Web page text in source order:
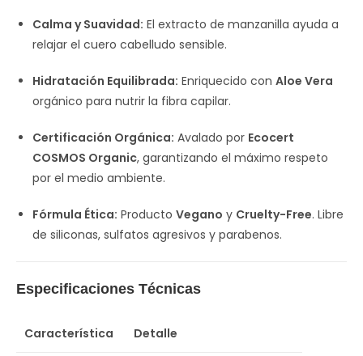
Calma y Suavidad: El extracto de manzanilla ayuda a
relajar el cuero cabelludo sensible.
Hidratación Equilibrada: Enriquecido con Aloe Vera
orgánico para nutrir la fibra capilar.
Certificación Orgánica: Avalado por Ecocert
COSMOS Organic, garantizando el máximo respeto
por el medio ambiente.
Fórmula Ética: Producto Vegano y Cruelty-Free. Libre
de siliconas, sulfatos agresivos y parabenos.
Especificaciones Técnicas
Característica Detalle